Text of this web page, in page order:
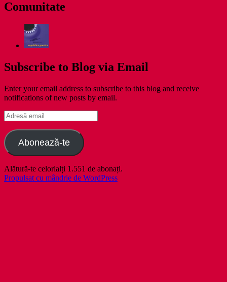
Comunitate
Subscribe to Blog via Email
Enter your email address to subscribe to this blog and receive
notifications of new posts by email.
Adresă
email
Abonează-te
Alătură-te celorlalți 1.551 de abonați.
Propulsat cu mândrie de WordPress